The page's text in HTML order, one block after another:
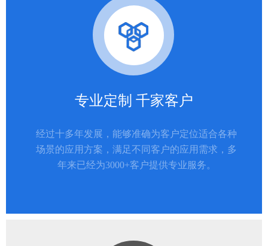
专业定制 千家客户
经过十多年发展，能够准确为客户定位适合各种
场景的应用方案，满足不同客户的应用需求，多
年来已经为3000+客户提供专业服务。